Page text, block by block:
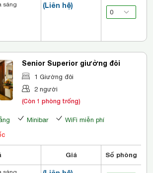
(Liên hệ)
sáng
Senior Superior giường đôi
1 Giường đôi
2 người
(Còn 1 phòng trống)
Minibar
WiFi miễn phí
Giá Số phòng